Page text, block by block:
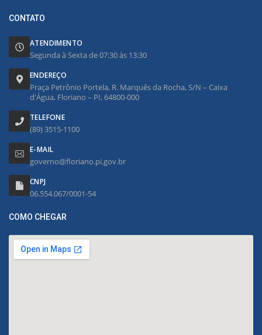
CONTATO
ATENDIMENTO
Segunda à Sexta de 07:30 às 13:30
ENDEREÇO
Praça Petrônio Portela, R. Marquês da Rocha, S/N – Caixa
d'Água, Floriano – PI, 64800-000
TELEFONE
(89) 3515-1100
E-MAIL
governo@floriano.pi.gov.br
CNPJ
06.554.067/0001-54
COMO CHEGAR